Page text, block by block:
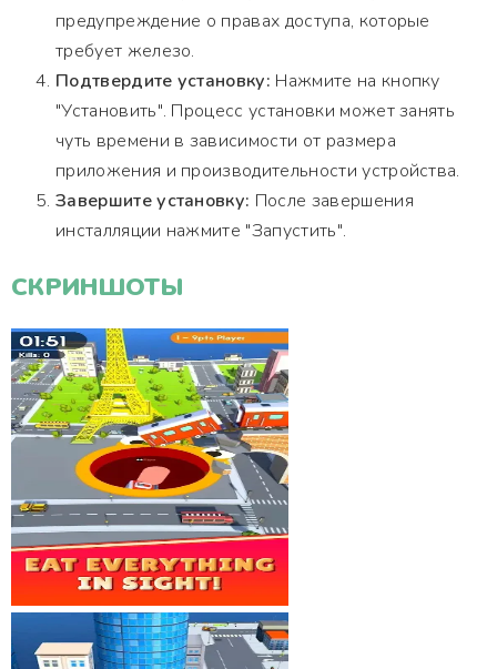
предупреждение о правах доступа, которые
требует железо.
Подтвердите установку: Нажмите на кнопку
"Установить". Процесс установки может занять
чуть времени в зависимости от размера
приложения и производительности устройства.
Завершите установку: После завершения
инсталляции нажмите "Запустить".
СКРИНШОТЫ